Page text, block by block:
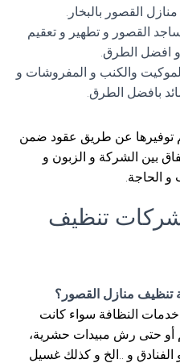
القصور بالبخار.
القصور و تطهير و تعقيم
افضل الطرق.
والكنب و المفروشات و
بافضل الطرق.
توفيرها عن طريق عقود ضمن
بين الشركة و الزبون و
و الحاجة.
تنظيف
تنظيف منازل القصور؟
النظافة سواء كانت
أو حتى رش مبيدات حشرية،
و ..الخ و كذلك غسيل